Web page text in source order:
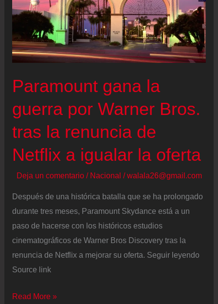
Paramount gana la
guerra por Warner Bros.
tras la renuncia de
Netflix a igualar la oferta
Deja un comentario / Nacional /walala26@gmail.com
Después de una histórica batalla que se ha prolongado
durante tres meses, Paramount Skydance está a un
paso de hacerse con los históricos estudios
cinematográficos de Warner Bros Discovery tras la
renuncia de Netflix a mejorar su oferta. Seguir leyendo
Source link
Paramount
Read More »